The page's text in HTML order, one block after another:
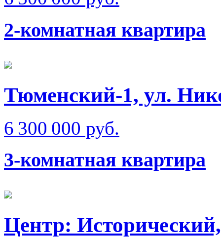
2-комнатная квартира
Тюменский-1, ул.
6 300 000 руб.
3-комнатная квартира
Центр: